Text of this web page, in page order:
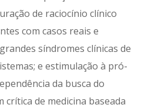
de raciocínio clínico
com casos reais e
síndromes clínicas de
e estimulação à pró-
da busca do
crítica de medicina baseada